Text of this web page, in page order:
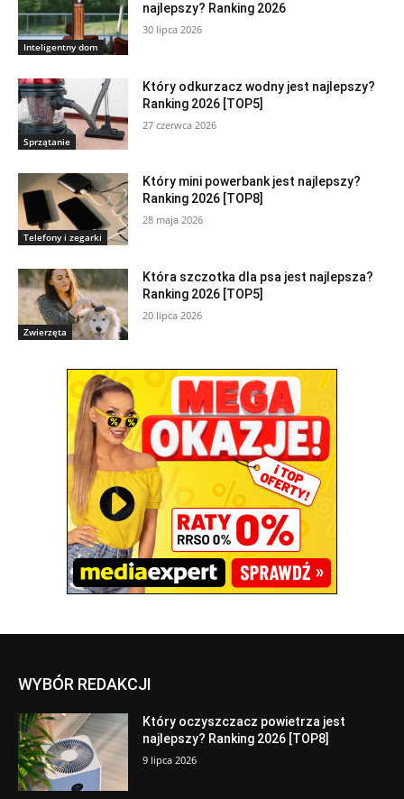
Inteligentny dom
najlepszy? Ranking 2026
30 lipca 2026
Sprzątanie
Który odkurzacz wodny jest najlepszy?
Ranking 2026 [TOP5]
27 czerwca 2026
Telefony i zegarki
Który mini powerbank jest najlepszy?
Ranking 2026 [TOP8]
28 maja 2026
Zwierzęta
Która szczotka dla psa jest najlepsza?
Ranking 2026 [TOP5]
20 lipca 2026
WYBÓR REDAKCJI
Który oczyszczacz powietrza jest
najlepszy? Ranking 2026 [TOP8]
9 lipca 2026